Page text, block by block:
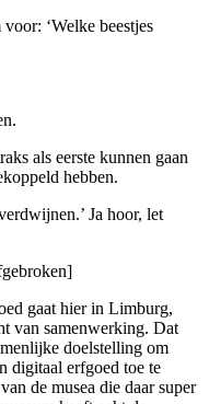
‘Welke beestjes
als eerste kunnen gaan
hebben.
Ja hoor, let
gaat hier in Limburg,
van samenwerking. Dat
doelstelling om
digitaal erfgoed toe te
de musea die daar super